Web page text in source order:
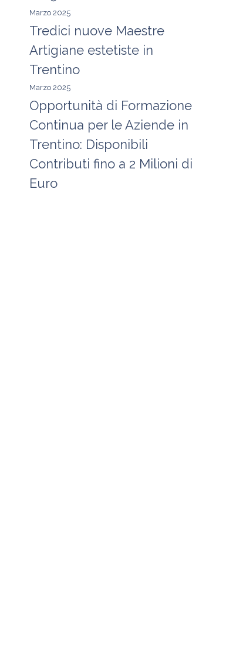
Marzo 2025
Tredici nuove Maestre
Artigiane estetiste in
Trentino
Marzo 2025
Opportunità di Formazione
Continua per le Aziende in
Trentino: Disponibili
Contributi fino a 2 Milioni di
Euro